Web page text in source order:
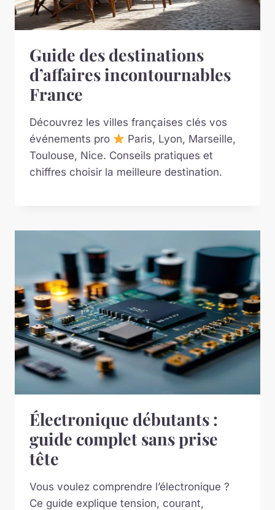
Guide des destinations
d’affaires incontournables
France
Découvrez les villes françaises clés vos
événements pro
Paris, Lyon, Marseille,
Toulouse, Nice. Conseils pratiques et
chiffres choisir la meilleure destination.
Électronique débutants :
guide complet sans prise
tête
Vous voulez comprendre l’électronique ?
Ce guide explique tension, courant,